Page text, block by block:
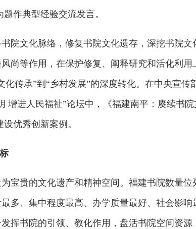
作典型经验交流发言。
院文化脉络，修复书院文化遗存，深挖书院文
尚等作用，在保护修复、阐释研究和活化利用
传承”到“乡村发展”的深度转化。在中央宣传
增进人民福祉”论坛中，《福建南平：赓续书院
优秀创新案例。
宝贵的文化遗产和精神空间。福建书院数量位
多、集中程度最高、办学质量最好、社会影响
挥书院的引领、教化作用，盘活书院空间资源